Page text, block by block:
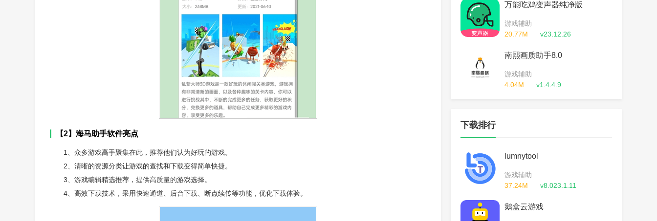
【2】海马助手软件亮点
1、众多游戏高手聚集在此，推荐他们认为好玩的游戏。
2、清晰的资源分类让游戏的查找和下载变得简单快捷。
3、游戏编辑精选推荐，提供高质量的游戏选择。
4、高效下载技术，采用快速通道、后台下载、断点续传等功能，优化下载体验。
万能吃鸡变声器纯净版
游戏辅助
20.77M
v23.12.26
南熙画质助手8.0
游戏辅助
4.04M
v1.4.4.9
下载排行
lumnytool
游戏辅助
37.24M
v8.023.1.11
鹅盒云游戏